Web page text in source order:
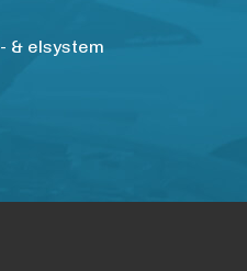
& elsystem